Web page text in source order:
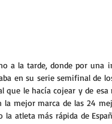
a la tarde, donde por una
en su serie semifinal de
que le hacía cojear y de
la mejor marca de las 24
la atleta más rápida de